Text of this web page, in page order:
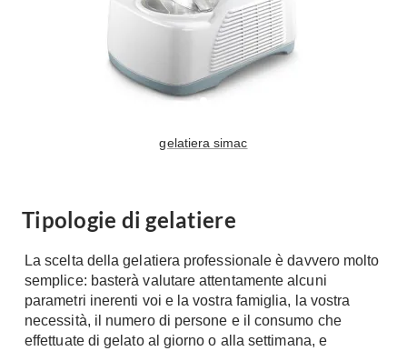
Tavolini
Tappeti
Letti
Comodino
Camere Classiche
Lenzuola
Piumini
Aspirapolvere
Lavapavimenti
Impianti
Hi-Fi
Televisori
gelatiera simac
Tipologie di gelatiere
La scelta della gelatiera professionale è davvero molto
semplice: basterà valutare attentamente alcuni
parametri inerenti voi e la vostra famiglia, la vostra
necessità, il numero di persone e il consumo che
effettuate di gelato al giorno o alla settimana, e